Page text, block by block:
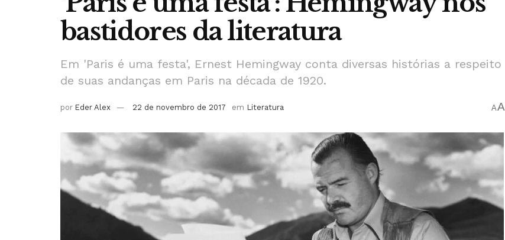
bastidores da literatura
Em 'Paris é uma festa', Ernest Hemingway conta diversas histórias a respeito
de suas andanças em Paris na década de 1920.
por Eder Alex 22 de novembro de 2017 em Literatura AA